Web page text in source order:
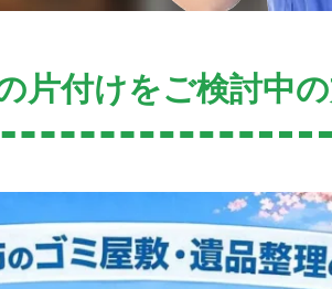
片付けをご検討中